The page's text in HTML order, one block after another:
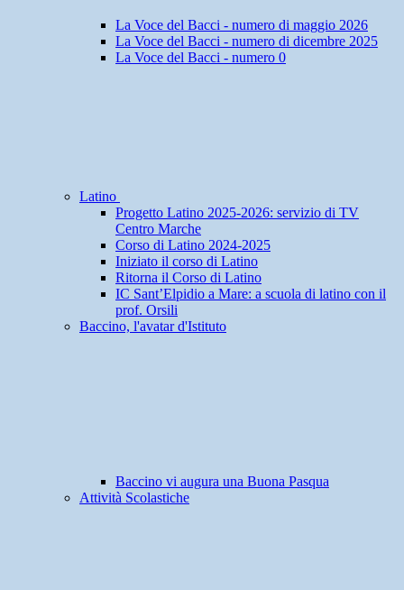
La Voce del Bacci - numero di maggio 2026
La Voce del Bacci - numero di dicembre 2025
La Voce del Bacci - numero 0
Latino
Progetto Latino 2025-2026: servizio di TV
Centro Marche
Corso di Latino 2024-2025
Iniziato il corso di Latino
Ritorna il Corso di Latino
IC Sant’Elpidio a Mare: a scuola di latino con il
prof. Orsili
Baccino, l'avatar d'Istituto
Baccino vi augura una Buona Pasqua
Attività Scolastiche